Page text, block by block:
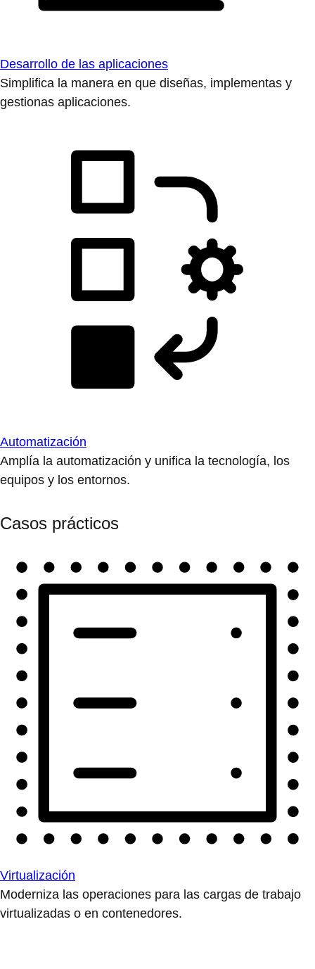
Desarrollo de las aplicaciones
Simplifica la manera en que diseñas, implementas y
gestionas aplicaciones.
Automatización
Amplía la automatización y unifica la tecnología, los
equipos y los entornos.
Casos prácticos
Virtualización
Moderniza las operaciones para las cargas de trabajo
virtualizadas o en contenedores.